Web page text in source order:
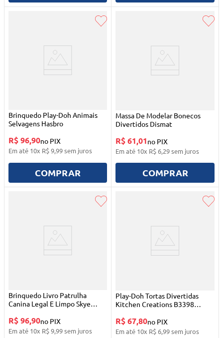
Brinquedo Play-Doh Animais
Selvagens Hasbro
R$ 96,90no PIX
Em até 10x R$9,99sem juros
COMPRAR
Massa De Modelar Bonecos
Divertidos Dismat
R$ 61,01no PIX
Em até 10x R$ 6,29sem juros
COMPRAR
Brinquedo Livro Patrulha
Canina Legal E Limpo Skye
R$ 96,90no PIX
Em até 10x R$9,99sem juros
Play-Doh Tortas Divertidas
Kitchen Creations B3398
R$ 67,80no PIX
Em até 10x R$ 6,99sem juros